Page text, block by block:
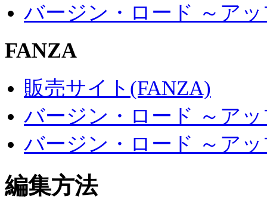
バージン・ロード ～ア
FANZA
販売サイト(FANZA)
バージン・ロード ～ア
バージン・ロード ～ア
編集方法